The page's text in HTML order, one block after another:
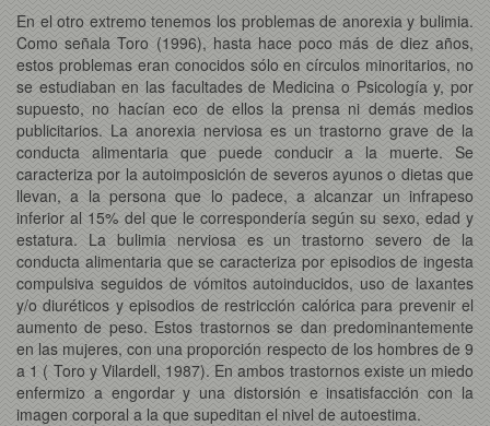
En el otro extremo tenemos los problemas de anorexia y bulimia.
Como señala Toro (1996), hasta hace poco más de diez años,
estos problemas eran conocidos sólo en círculos minoritarios, no
se estudiaban en las facultades de Medicina o Psicología y, por
supuesto, no hacían eco de ellos la prensa ni demás medios
publicitarios. La anorexia nerviosa es un trastorno grave de la
conducta alimentaria que puede conducir a la muerte. Se
caracteriza por la autoimposición de severos ayunos o dietas que
llevan, a la persona que lo padece, a alcanzar un infrapeso
inferior al 15% del que le correspondería según su sexo, edad y
estatura. La bulimia nerviosa es un trastorno severo de la
conducta alimentaria que se caracteriza por episodios de ingesta
compulsiva seguidos de vómitos autoinducidos, uso de laxantes
y/o diuréticos y episodios de restricción calórica para prevenir el
aumento de peso. Estos trastornos se dan predominantemente
en las mujeres, con una proporción respecto de los hombres de 9
a 1 ( Toro y Vilardell, 1987). En ambos trastornos existe un miedo
enfermizo a engordar y una distorsión e insatisfacción con la
imagen corporal a la que supeditan el nivel de autoestima.